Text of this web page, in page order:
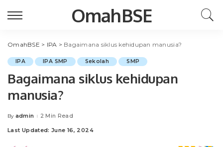
OmahBSE
OmahBSE > IPA > Bagaimana siklus kehidupan manusia?
IPA IPA SMP Sekolah SMP
Bagaimana siklus kehidupan
manusia?
Posted
By admin 2 Min Read
Last Updated: June 16, 2024